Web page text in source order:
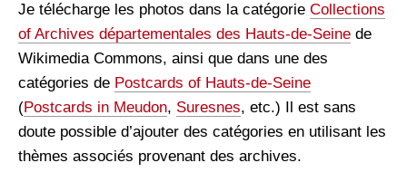
Je télécharge les photos dans la catégorie Collections
of Archives départementales des Hauts-de-Seine de
Wikimedia Commons, ainsi que dans une des
catégories de Postcards of Hauts-de-Seine
(Postcards in Meudon, Suresnes, etc.) Il est sans
doute possible d’ajouter des catégories en utilisant les
thèmes associés provenant des archives.